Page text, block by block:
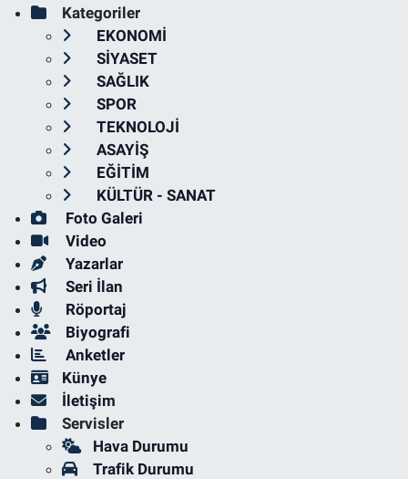
Kategoriler
EKONOMİ
SİYASET
SAĞLIK
SPOR
TEKNOLOJİ
ASAYİŞ
EĞİTİM
KÜLTÜR - SANAT
Foto Galeri
Video
Yazarlar
Seri İlan
Röportaj
Biyografi
Anketler
Künye
İletişim
Servisler
Hava Durumu
Trafik Durumu